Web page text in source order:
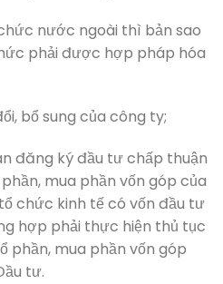
nước ngoài thì bản sao
phải được hợp pháp hóa
bổ sung của công ty;
đăng ký đầu tư chấp thuận
mua phần vốn góp của
chức kinh tế có vốn đầu tư
hợp phải thực hiện thủ tục
phần, mua phần vốn góp
tư.